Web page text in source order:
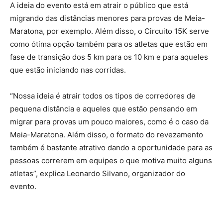
A ideia do evento está em atrair o público que está
migrando das distâncias menores para provas de Meia-
Maratona, por exemplo. Além disso, o Circuito 15K serve
como ótima opção também para os atletas que estão em
fase de transição dos 5 km para os 10 km e para aqueles
que estão iniciando nas corridas.
“Nossa ideia é atrair todos os tipos de corredores de
pequena distância e aqueles que estão pensando em
migrar para provas um pouco maiores, como é o caso da
Meia-Maratona. Além disso, o formato do revezamento
também é bastante atrativo dando a oportunidade para as
pessoas correrem em equipes o que motiva muito alguns
atletas”, explica Leonardo Silvano, organizador do
evento.